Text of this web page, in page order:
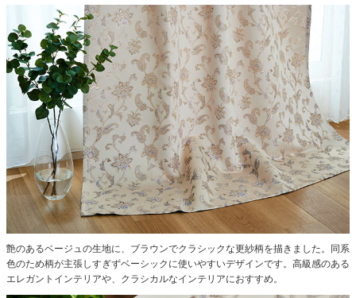
艶のあるベージュの生地に、ブラウンでクラシックな更紗柄を描きました。同系
色のため柄が主張しすぎずベーシックに使いやすいデザインです。高級感のある
エレガントインテリアや、クラシカルなインテリアにおすすめ。